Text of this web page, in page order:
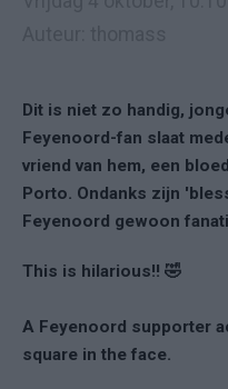
Dit is niet zo handig,
Feyenoord-fan slaat
vriend van hem, een
Porto. Ondanks zijn
Feyenoord gewoon
This is hilarious!! 🤣
A Feyenoord supporter
square in the face.